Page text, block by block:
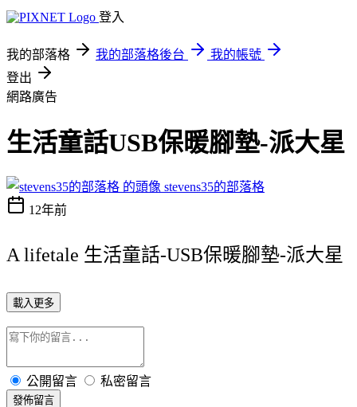
登入
我的部落格 我的部落格後台
我的帳號
登出
網路廣告
生活童話USB保暖腳墊-派大星
stevens35的部落格
12年前
A lifetale 生活童話-USB保暖腳墊-派大星
載入更多
公開留言 私密留言
發佈留言